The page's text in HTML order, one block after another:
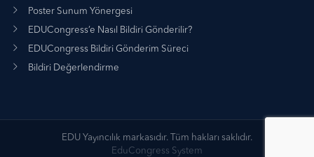
Poster Sunum Yönergesi
EDUCongress’e Nasıl Bildiri Gönderilir?
EDUCongress Bildiri Gönderim Süreci
Bildiri Değerlendirme
EDU Yayıncılık markasıdır. Tüm hakları saklıdır.
EduCongress System